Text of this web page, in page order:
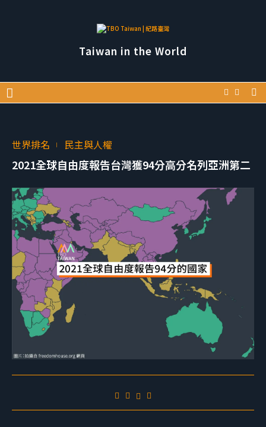
Taiwan in the World
世界排名 民主與人權
2021全球自由度報告台灣獲94分高分名列亞洲第二